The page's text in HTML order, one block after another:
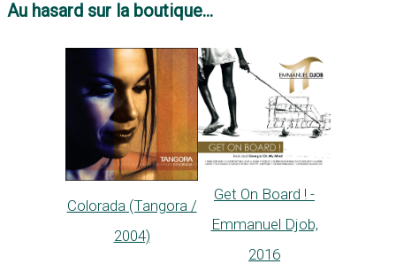
Au hasard sur la boutique...
Colorada (Tangora /
2004)
Get On Board ! -
Emmanuel Djob,
2016